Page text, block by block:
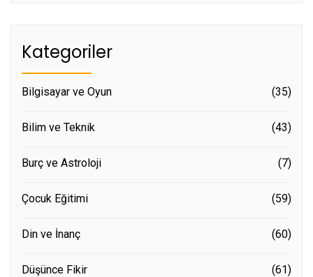
Kategoriler
Bilgisayar ve Oyun (35)
Bilim ve Teknik (43)
Burç ve Astroloji (7)
Çocuk Eğitimi (59)
Din ve İnanç (60)
Düşünce Fikir (61)